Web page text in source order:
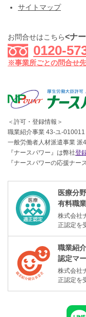
サイトマップ
お問合せはこちら<ナ
0120-
※事業所ごとの問合せ
＜許可・登録情報＞
職業紹介事業 43-ユ-010011
一般労働者人材派遣事業 派
『ナースパワー』は弊社登
『ナースパワーの応援ナー
医療分
有料職
株式会社
正認定を
職業紹
認定マ
株式会社
正認定を